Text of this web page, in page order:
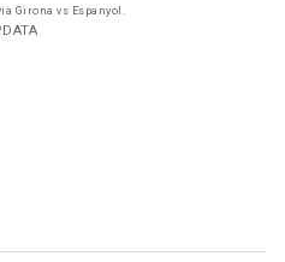
Girona vs Espanyol.